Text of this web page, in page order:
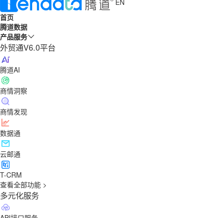
首页
腾道数据
产品服务
外贸通V6.0平台
腾道AI
商情洞察
商情发现
数据通
云邮通
T-CRM
查看全部功能 >
多元化服务